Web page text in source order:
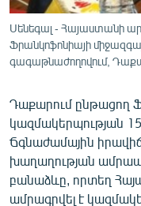
ԿՈՐՈՆԱՎԻՐՈՒՍ
ՏԵՍԱՆՅՈՒԹԵՐ
ԲԱՆԱՎԵՃ
ՁԳՏԵԼՈՎ
ՓՈԴՔԱՍԹ
Սենեգալ - Հայաստանի
Ֆրանկոֆոնիայի
գագաթնաժողովում,
Դաքարում ընթացող
կազմակերպության
Ճգնաժամային
խաղաղության
բանաձևը, որտեղ
ամրագրվել է